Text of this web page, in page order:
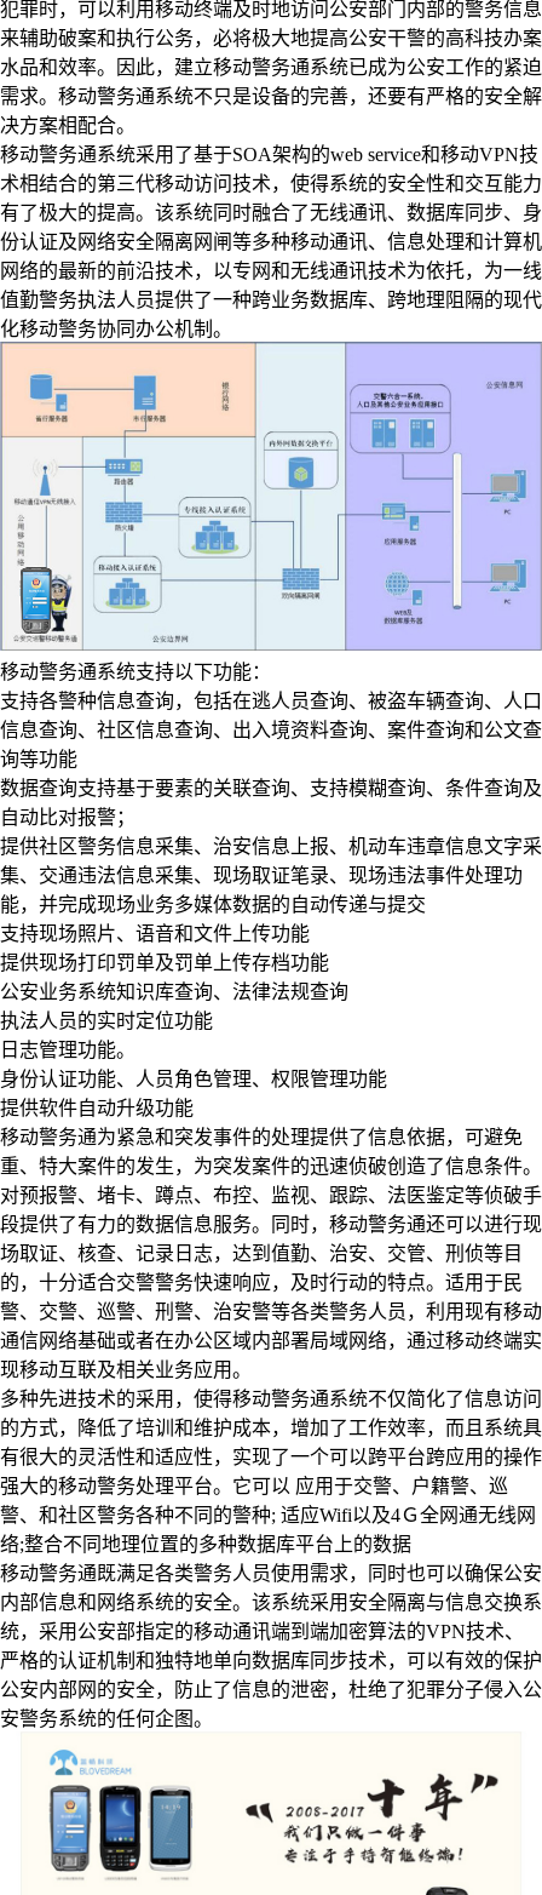
犯罪时，可以利用移动终端及时地访问公安部门内部的警务信息
来辅助破案和执行公务，必将极大地提高公安干警的高科技办案
水品和效率。因此，建立移动警务通系统已成为公安工作的紧迫
需求。移动警务通系统不只是设备的完善，还要有严格的安全解
决方案相配合。
移动警务通系统采用了基于SOA架构的web service和移动VPN技
术相结合的第三代移动访问技术，使得系统的安全性和交互能力
有了极大的提高。该系统同时融合了无线通讯、数据库同步、身
份认证及网络安全隔离网闸等多种移动通讯、信息处理和计算机
网络的最新的前沿技术，以专网和无线通讯技术为依托，为一线
值勤警务执法人员提供了一种跨业务数据库、跨地理阻隔的现代
化移动警务协同办公机制。
移动警务通系统支持以下功能：
支持各警种信息查询，包括在逃人员查询、被盗车辆查询、人口
信息查询、社区信息查询、出入境资料查询、案件查询和公文查
询等功能
数据查询支持基于要素的关联查询、支持模糊查询、条件查询及
自动比对报警；
提供社区警务信息采集、治安信息上报、机动车违章信息文字采
集、交通违法信息采集、现场取证笔录、现场违法事件处理功
能，并完成现场业务多媒体数据的自动传递与提交
支持现场照片、语音和文件上传功能
提供现场打印罚单及罚单上传存档功能
公安业务系统知识库查询、法律法规查询
执法人员的实时定位功能
日志管理功能。
身份认证功能、人员角色管理、权限管理功能
提供软件自动升级功能
移动警务通为紧急和突发事件的处理提供了信息依据，可避免
重、特大案件的发生，为突发案件的迅速侦破创造了信息条件。
对预报警、堵卡、蹲点、布控、监视、跟踪、法医鉴定等侦破手
段提供了有力的数据信息服务。同时，移动警务通还可以进行现
场取证、核查、记录日志，达到值勤、治安、交管、刑侦等目
的，十分适合交警警务快速响应，及时行动的特点。适用于民
警、交警、巡警、刑警、治安警等各类警务人员，利用现有移动
通信网络基础或者在办公区域内部署局域网络，通过移动终端实
现移动互联及相关业务应用。
多种先进技术的采用，使得移动警务通系统不仅简化了信息访问
的方式，降低了培训和维护成本，增加了工作效率，而且系统具
有很大的灵活性和适应性，实现了一个可以跨平台跨应用的操作
强大的移动警务处理平台。它可以 应用于交警、户籍警、巡
警、和社区警务各种不同的警种; 适应Wifi以及4Ｇ全网通无线网
络;整合不同地理位置的多种数据库平台上的数据
移动警务通既满足各类警务人员使用需求，同时也可以确保公安
内部信息和网络系统的安全。该系统采用安全隔离与信息交换系
统，采用公安部指定的移动通讯端到端加密算法的VPN技术、
严格的认证机制和独特地单向数据库同步技术，可以有效的保护
公安内部网的安全，防止了信息的泄密，杜绝了犯罪分子侵入公
安警务系统的任何企图。